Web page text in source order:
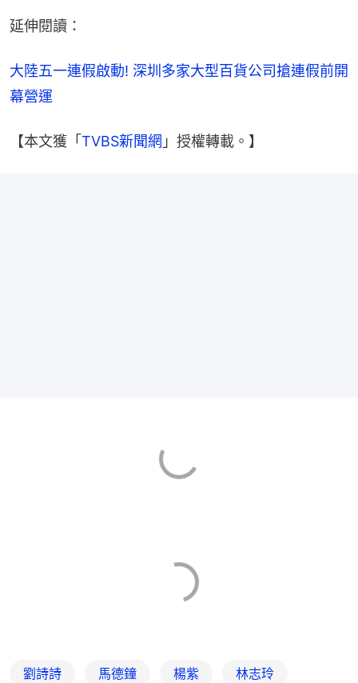
延伸閱讀：
大陸五一連假啟動! 深圳多家大型百貨公司搶連假前開
幕營運
【本文獲「 TVBS新聞網 」授權轉載。】
劉詩詩 馬德鐘 楊紫 林志玲